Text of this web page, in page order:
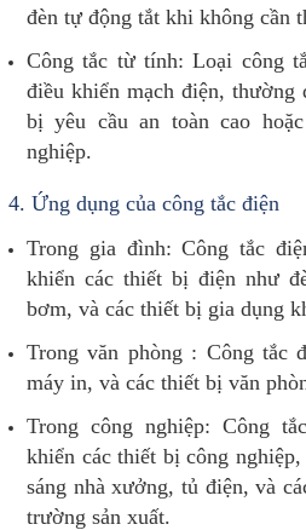
đèn tự động tắt khi không cần
Công tắc từ tính: Loại công
điều khiển mạch điện, thường
bị yêu cầu an toàn cao
nghiệp.
4. Ứng dụng của công tắc điện
Trong gia đình: Công tắc
khiển các thiết bị điện như
bơm, và các thiết bị gia dụng
Trong văn phòng : Công tắc
máy in, và các thiết bị văn
Trong công nghiệp: Công
khiển các thiết bị công
sáng nhà xưởng, tủ điện, và
trường sản xuất.